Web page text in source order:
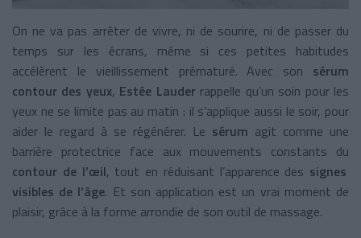
On ne va pas arrêter de vivre, ni de sourire, ni de passer du
temps sur les écrans, même si ces petites habitudes
accélèrent le vieillissement prématuré. Avec son sérum
contour des yeux, Estée Lauderrappelle qu’un soin pour les
yeux ne se limite pas au matin : il s’applique aussi le soir, pour
aider le regard à se régénérer. Le sérum agit comme une
barrière protectrice face aux mouvements constants du
contour de l’œil, tout en réduisant l’apparence des signes
visibles de l’âge. Et son application est un vrai moment de
plaisir, grâce à la forme arrondie de son outil de massage.